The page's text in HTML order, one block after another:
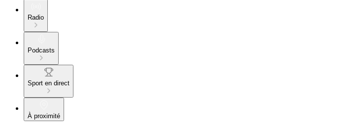
Radio
Podcasts
Sport en direct
À proximité